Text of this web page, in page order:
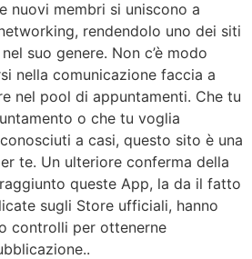
nuovi membri si uniscono a
rendendolo uno dei siti
suo genere. Non c’è modo
nella comunicazione faccia a
nel pool di appuntamenti. Che tu
o che tu voglia
a casi, questo sito è una
te. Un ulteriore conferma della
queste App, la da il fatto
sugli Store ufficiali, hanno
controlli per ottenerne